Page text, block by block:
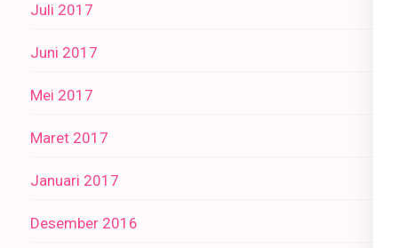
Juli 2017
Juni 2017
Mei 2017
Maret 2017
Januari 2017
Desember 2016